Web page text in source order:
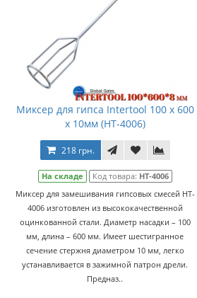
Миксер для гипса Intertool 100 x 600
x 10мм (HT-4006)
218 грн.
На складе Код товара: HT-4006
Миксер для замешивания гипсовых смесей HT-
4006 изготовлен из высококачественной
оцинкованной стали. Диаметр насадки – 100
мм, длина – 600 мм. Имеет шестигранное
сечение стержня диаметром 10 мм, легко
устанавливается в зажимной патрон дрели.
Предназ..